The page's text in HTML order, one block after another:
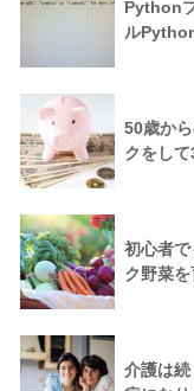
Python
ル
50歳か
クをし
初心者
ク野菜を
介護は